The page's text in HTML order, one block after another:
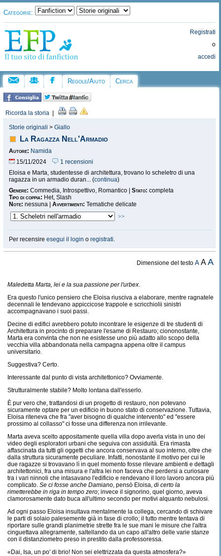
Categorie:
Registrati
o
accedi
Regole/Aiuto Cerca
Ricorda la storia
Storie originali > Giallo
La Ragazza Nell'Armadio
Autore: Namida
15/11/2024
1 recensioni
Eloisa e Marta, studentesse di architettura, trovano lo scheletro di una
ragazza in un armadio duran... (continua)
Genere: Commedia, Introspettivo, Romantico | Stato: completa
Tipo di coppia: Het, Slash
Note: nessuna | Avvertimenti: Tematiche delicate
>>
Per recensire esegui il login o registrati.
Dimensione del testoA AA
Maledetta Marta, lei e la sua passione per l'urbex.
Era questo l'unico pensiero che Eloisa riusciva a elaborare, mentre ragnatele
decennali le tendevano appiccicose trappole e scricchiolii sinistri
accompagnavano i suoi passi.
Decine di edifici avrebbero potuto incontrare le esigenze di tre studenti di
Architettura in procinto di preparare l'esame di Restauro; ciononostante,
Marta era convinta che non ne esistesse uno più adatto allo scopo della
vecchia villa abbandonata nella campagna appena oltre il campus
universitario.
Suggestiva? Certo.
Interessante dal punto di vista architettonico? Ovviamente.
Strutturalmente stabile? Molto lontana dall'esserlo.
È pur vero che, trattandosi di un progetto di restauro, non potevano
sicuramente optare per un edificio in buono stato di conservazione. Tuttavia,
Eloisa riteneva che fra "aver bisogno di qualche intervento" ed "essere
prossimo al collasso" ci fosse una differenza non irrilevante.
Marta aveva scelto appositamente quella villa dopo averla vista in uno dei
video degli esploratori urbani che seguiva con assiduità. Era rimasta
affascinata da tutti gli oggetti che ancora conservava al suo interno, oltre che
dalla struttura sicuramente peculiare. Infatti, nonostante il motivo per cui le
due ragazze si trovavano lì in quel momento fosse rilevare ambienti e dettagli
architettonici, fra una misura e l'altra lei non faceva che perdersi a curiosare
tra i vari ninnoli che intasavano l'edificio e rendevano il loro lavoro ancora più
complicato. Se ci fosse anche Damiano, pensò Eloisa, di certo la
rimetterebbe in riga in tempo zero; invece il signorino, quel giorno, aveva
clamorosamente dato buca all'ultimo secondo per motivi alquanto nebulosi.
Ad ogni passo Eloisa insultava mentalmente la collega, cercando di schivare
le parti di solaio palesemente già in fase di crollo; il tutto mentre tentava di
riportare sulle grandi planimetrie strette fra le sue mani le misure che l'altra
cinguettava allegramente, saltellando da un capo all'altro delle varie stanze
con il distanziometro preso in prestito dalla professoressa.
«Dai, Isa, un po' di brio! Non sei elettrizzata da questa atmosfera?»